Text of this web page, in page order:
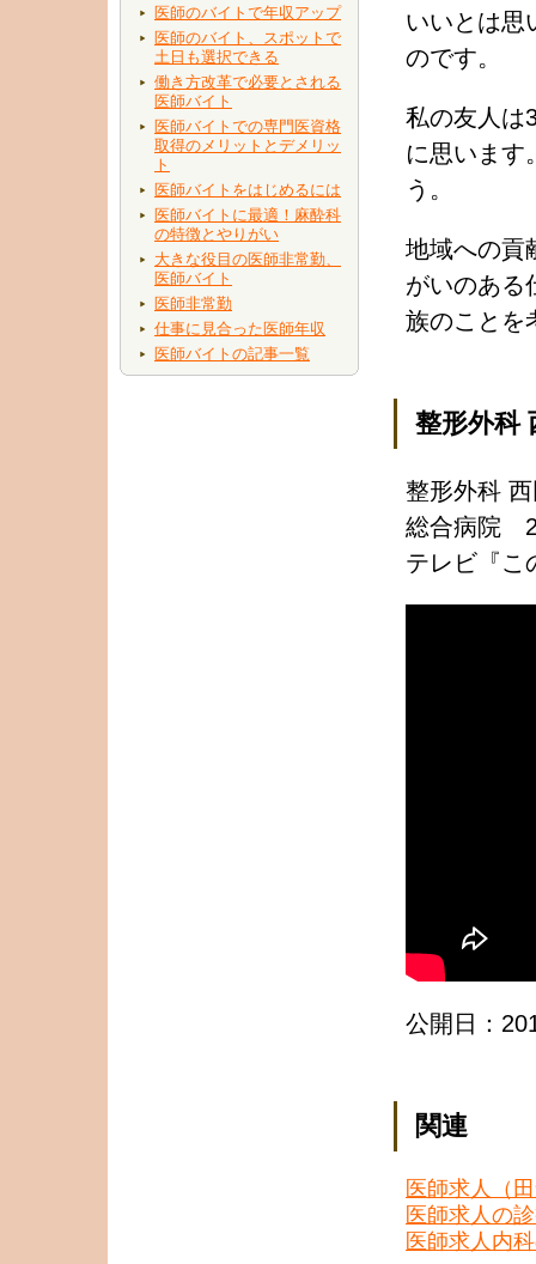
医師のバイトで年収アップ
医師のバイト、スポットで
土日も選択できる
働き方改革で必要とされる
医師バイト
医師バイトでの専門医資格
取得のメリットとデメリッ
ト
医師バイトをはじめるには
医師バイトに最適！麻酔科
の特徴とやりがい
大きな役目の医師非常勤、
医師バイト
医師非常勤
仕事に見合った医師年収
医師バイトの記事一覧
いいとは思
のです。
私の友人は
に思います
う。
地域への貢
がいのある
族のことを
整形外科
整形外科
総合病院
テレビ『こ
公開日：
関連
医師求人（
医師求人の
医師求人内